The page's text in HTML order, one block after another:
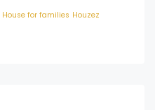
House for families Houzez